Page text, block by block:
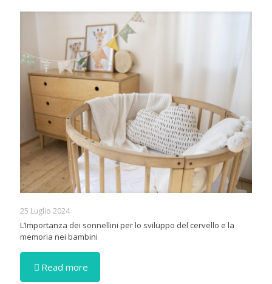
25 Luglio 2024
L’Importanza dei sonnellini per lo sviluppo del cervello e la
memoria nei bambini
Read more